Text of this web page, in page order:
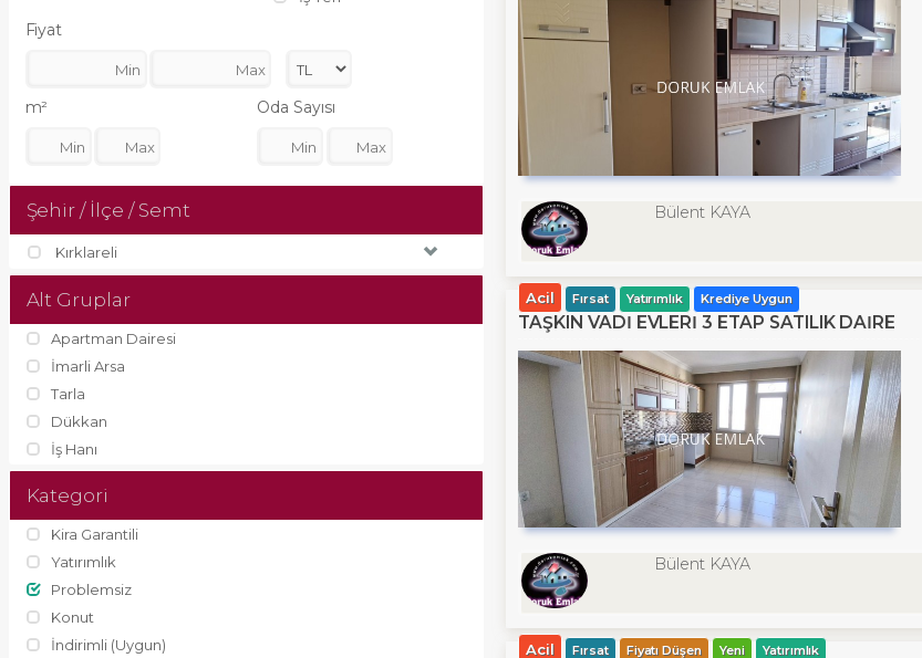
Fiyat
m² Oda Sayısı
Şehir / İlçe / Semt
Kırklareli
Alt Gruplar
Apartman Dairesi
İmarli Arsa
Tarla
Dükkan
İş Hanı
Kategori
Kira Garantili
Yatırımlık
Problemsiz
Konut
İndirimli (Uygun)
Bülent KAYA
Acil Fırsat Yatırımlık Krediye Uygun
TAŞKIN VADI EVLERI 3 ETAP SATILIK DAIRE
Bülent KAYA
Acil Fırsat Fiyatı Düşen Yeni Yatırımlık